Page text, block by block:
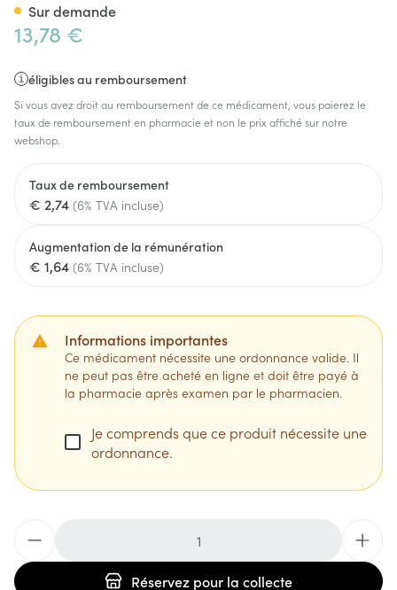
13,78 €
éligibles au remboursement
Si vous avez droit au remboursement de ce médicament, vous paierez le
taux de remboursement en pharmacie et non le prix affiché sur notre
webshop.
Taux de remboursement
€ 2,74 (6% TVA incluse)
Augmentation de la rémunération
€ 1,64 (6% TVA incluse)
Informations importantes
Ce médicament nécessite une ordonnance valide. Il
ne peut pas être acheté en ligne et doit être payé à
la pharmacie après examen par le pharmacien.
Je comprends que ce produit nécessite une
ordonnance.
Réservez pour la collecte
Sur demande